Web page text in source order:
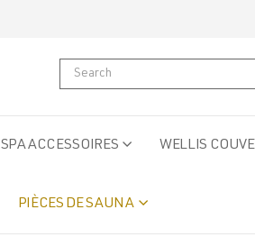
SPA ACCESSOIRES WELLIS
PIÈCES DE SAUNA